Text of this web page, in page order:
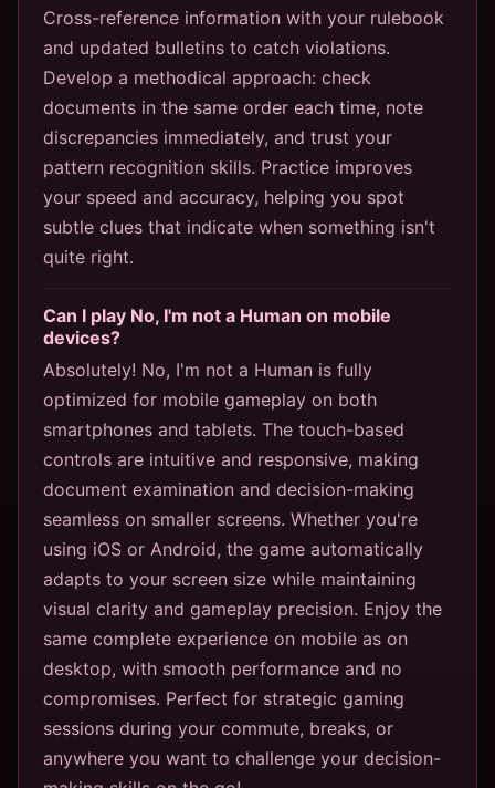
Cross-reference information with your rulebook
and updated bulletins to catch violations.
Develop a methodical approach: check
documents in the same order each time, note
discrepancies immediately, and trust your
pattern recognition skills. Practice improves
your speed and accuracy, helping you spot
subtle clues that indicate when something isn't
quite right.
Can I play No, I'm not a Human on mobile
devices?
Absolutely! No, I'm not a Human is fully
optimized for mobile gameplay on both
smartphones and tablets. The touch-based
controls are intuitive and responsive, making
document examination and decision-making
seamless on smaller screens. Whether you're
using iOS or Android, the game automatically
adapts to your screen size while maintaining
visual clarity and gameplay precision. Enjoy the
same complete experience on mobile as on
desktop, with smooth performance and no
compromises. Perfect for strategic gaming
sessions during your commute, breaks, or
anywhere you want to challenge your decision-